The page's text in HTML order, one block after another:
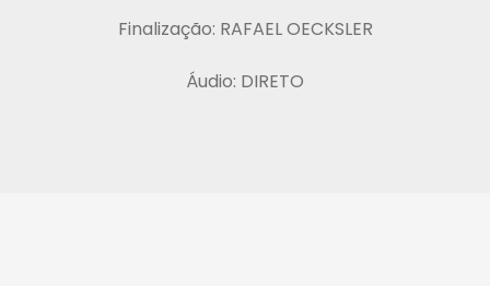
Finalização: RAFAEL OECKSLER
Áudio: DIRETO